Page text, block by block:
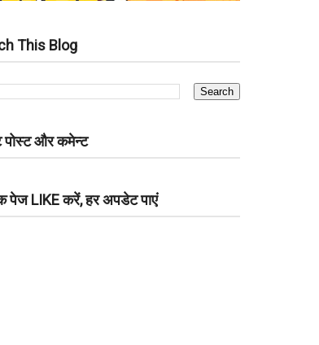
This Blog
और कमेन्ट
LIKE करें, हर अपडेट पाएं